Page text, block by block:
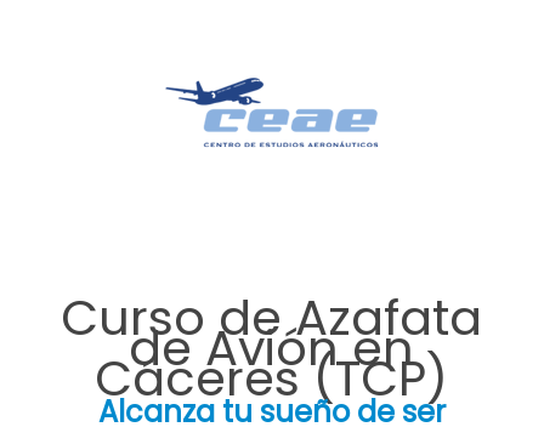
Curso de Azafata
de Avión en
Cáceres (TCP)
Alcanza tu sueño de ser